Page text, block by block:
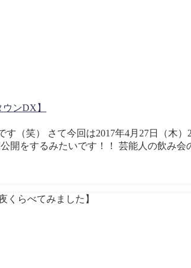
ンDX】
（笑） さて今回は2017年4月27日（木）
開をするみたいです！！ 芸能人の飲み会